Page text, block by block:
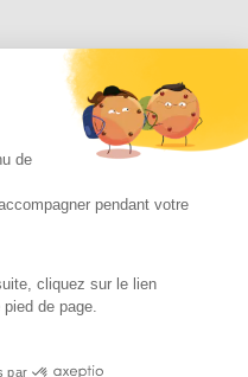
reservés Avidsen